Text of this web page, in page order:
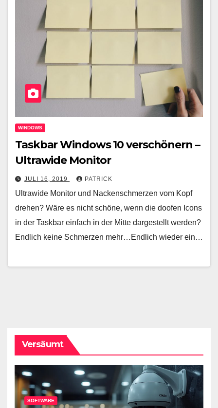
WINDOWS
Taskbar Windows 10 verschönern –
Ultrawide Monitor
JULI 16, 2019 PATRICK
Ultrawide Monitor und Nackenschmerzen vom Kopf
drehen? Wäre es nicht schöne, wenn die doofen Icons
in der Taskbar einfach in der Mitte dargestellt werden?
Endlich keine Schmerzen mehr…Endlich wieder ein…
Versäumt
SOFTWARE